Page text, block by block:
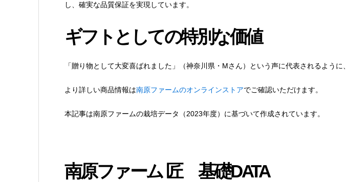
し、確実な品質保証を実現しています。
ギフトとしての特別な価値
「贈り物として大変喜ばれました」（神奈川県・Mさん）という声に代表されるように
より詳しい商品情報は南原ファームのオンラインストアでご確認いただけます。
本記事は南原ファームの栽培データ（2023年度）に基づいて作成されています。
南原ファーム 匠 基礎DATA